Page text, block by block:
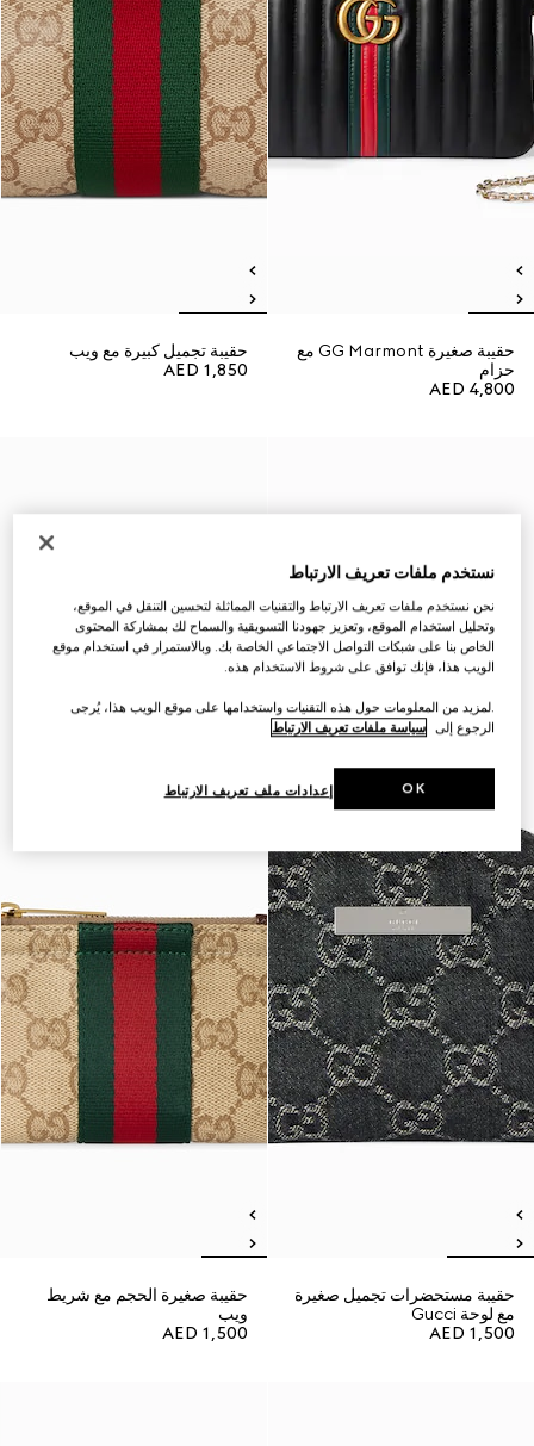
حقيبة صغيرة GG Marmont مع
حزام
AED 4,800
حقيبة تجميل كبيرة مع ويب
AED 1,850
حقيبة مستحضرات تجميل صغيرة
مع لوحة Gucci
AED 1,500
حقيبة صغيرة الحجم مع شريط
ويب
AED 1,500
نستخدم ملفات تعريف الارتباط
نحن نستخدم ملفات تعريف الارتباط والتقنيات المماثلة لتحسين التنقل في الموقع،
وتحليل استخدام الموقع، وتعزيز جهودنا التسويقية والسماح لك بمشاركة المحتوى
الخاص بنا على شبكات التواصل الاجتماعي الخاصة بك. وبالاستمرار في استخدام موقع
الويب هذا، فإنك توافق على شروط الاستخدام هذه.
.لمزيد من المعلومات حول هذه التقنيات واستخدامها على موقع الويب هذا، يُرجى
الرجوع إلى سياسة ملفات تعريف الارتباط
إعدادات ملف تعريف الارتباط OK